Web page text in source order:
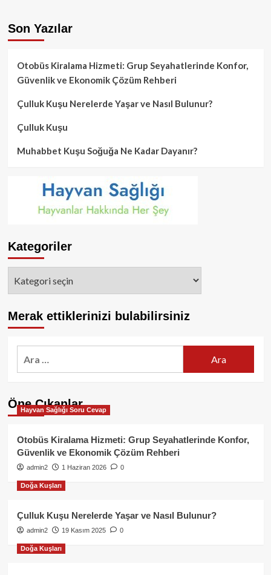
Son Yazılar
Otobüs Kiralama Hizmeti: Grup Seyahatlerinde Konfor,
Güvenlik ve Ekonomik Çözüm Rehberi
Çulluk Kuşu Nerelerde Yaşar ve Nasıl Bulunur?
Çulluk Kuşu
Muhabbet Kuşu Soğuğa Ne Kadar Dayanır?
Kategoriler
Merak ettiklerinizi bulabilirsiniz
Öne Çıkanlar
Hayvan Sağlığı Soru Cevap
Otobüs Kiralama Hizmeti: Grup Seyahatlerinde Konfor,
Güvenlik ve Ekonomik Çözüm Rehberi
admin2 1 Haziran 2026 0
Doğa Kuşları
Çulluk Kuşu Nerelerde Yaşar ve Nasıl Bulunur?
admin2 19 Kasım 2025 0
Doğa Kuşları